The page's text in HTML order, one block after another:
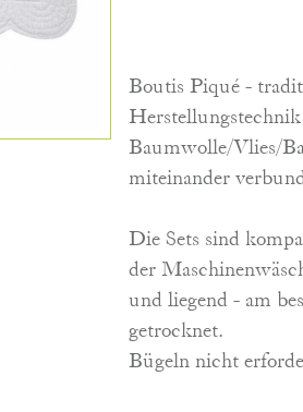
Boutis Piqué -
Baumwolle/Vlies/
miteinander
Die Sets sind
der
und liegend - am
getrocknet.
Bügeln nicht